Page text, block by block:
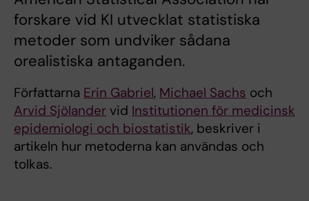
forskare vid KI utvecklat statistiska
metoder som undviker sådana
orealistiska antaganden.
Författarna Erin Gabriel, Michael Sachs och
Arvid Sjölander vid Institutionen för medicinsk
epidemiologi och biostatistik, beskriver i
artikeln hur metoderna kan användas och
tolkas.